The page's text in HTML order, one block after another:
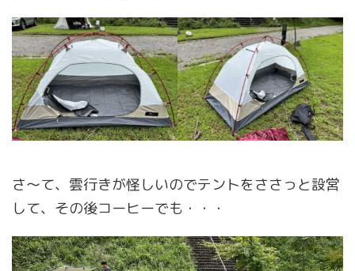
さ～て、雲行きが怪しいのでテントをささっと設営
して、その後コーヒーでも・・・